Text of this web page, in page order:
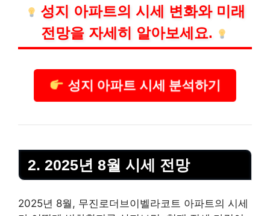
성지 아파트의 시세 변화와 미래
전망을 자세히 알아보세요.
성지 아파트 시세 분석하기
2. 2025년 8월 시세 전망
2025년 8월, 무진로더브이벨라코트 아파트의 시세